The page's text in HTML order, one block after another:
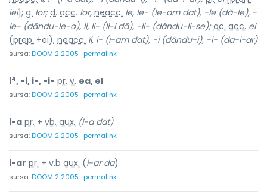
iei]; g. lor; d. acc. lor, neacc. le, le- (le-am dat), -le (dă-le), -
le- (dându-le-o), li, li- (li-i dă), -li- (dându-li-se); ac. acc. ei
(prep. +ei), neacc. îi, i- (i-am dat), -i (dându-i), -i- (da-i-ar)
sursa:DOOM 2 2005 permalink
i4, -i, i-, -i- pr. v. ea, el
sursa:DOOM 2 2005 permalink
i-a pr. + vb. aux. (i-a dat)
sursa:DOOM 2 2005 permalink
i-ar pr. + v.b aux. (i-ar da)
sursa:DOOM 2 2005 permalink